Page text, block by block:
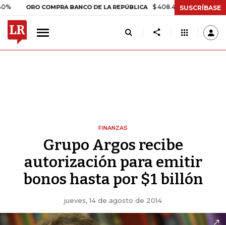
ORO COMPRA BANCO DE LA REPÚBLICA $ 408.498,97 +$ 8.753,81
SUSCRÍBASE
FINANZAS
Grupo Argos recibe
autorización para emitir
bonos hasta por $1 billón
jueves, 14 de agosto de 2014